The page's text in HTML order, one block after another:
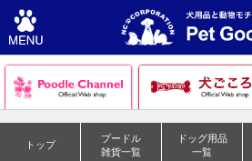
トップ
プードル
雑貨一覧
ドッグ用品
一覧